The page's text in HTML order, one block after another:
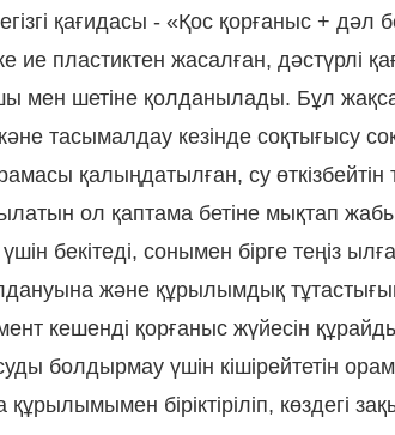
қағидасы - «Қос қорғаныс + дәл
ие пластиктен жасалған, дәстүрлі
шетіне қолданылады. Бұл
тасымалдау кезінде соқтығысу
қалыңдатылған, су
ол қаптама бетіне мықтап
бекітеді, сонымен бірге теңіз
және құрылымдық
кешенді қорғаныс жүйесін
болдырмау үшін кішірейтетін
біріктіріліп, көздегі